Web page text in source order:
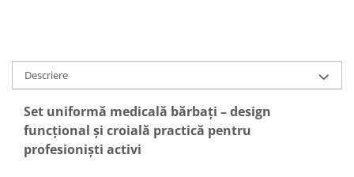
Descriere
Set uniformă medicală bărbați – design
funcțional și croială practică pentru
profesioniști activi